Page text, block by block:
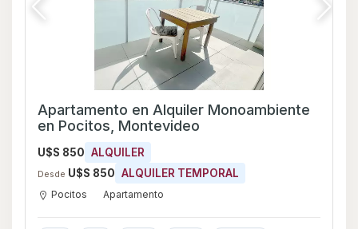
Apartamento en Alquiler Monoambiente
en Pocitos, Montevideo
U$S 850 ALQUILER
Desde U$S 850 ALQUILER TEMPORAL
Pocitos Apartamento